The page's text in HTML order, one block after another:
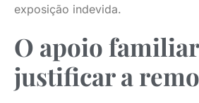
exposição indevida.
O apoio
justificar a